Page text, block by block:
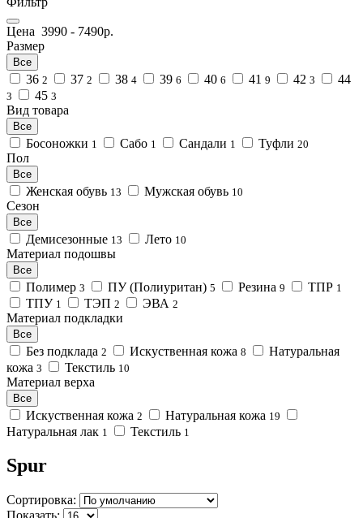
Цена 3990 - 7490р.
Размер
Все
36 2 37 2 38 4 39 6 40 6 41 9 42 3 44
3 45 3
Вид товара
Все
Босоножки 1 Сабо 1 Сандали 1 Туфли 20
Пол
Все
Женская обувь 13 Мужская обувь 10
Сезон
Все
Демисезонные 13 Лето 10
Материал подошвы
Все
Полимер 3 ПУ (Полиуритан) 5 Резина 9 ТПР 1
ТПУ 1 ТЭП 2 ЭВА 2
Материал подкладки
Все
Без подклада 2 Искуственная кожа 8
Натуральная
кожа 3 Текстиль 10
Материал верха
Все
Искуственная кожа 2 Натуральная кожа 19
Натуральная лак 1 Текстиль 1
Spur
Сортировка: